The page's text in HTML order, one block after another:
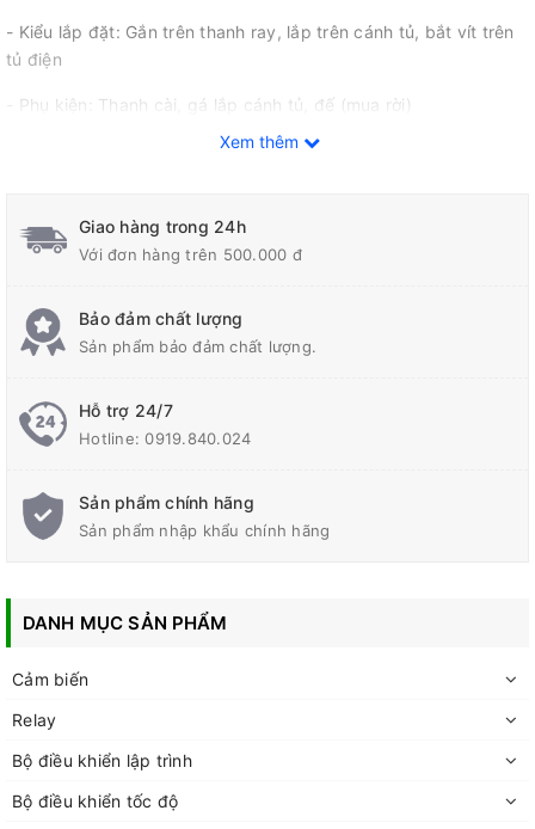
- Kiểu lắp đặt: Gắn trên thanh ray, lắp trên cánh tủ, bắt vít trên
tủ điện
- Phụ kiện: Thanh cài, gá lắp cánh tủ, đế (mua rời)
- Cấp bảo vệ: IP40 (mặt panel)Xem thêm
Giao hàng trong 24h
Với đơn hàng trên 500.000 đ
Bảo đảm chất lượng
Sản phẩm bảo đảm chất lượng.
Hỗ trợ 24/7
Hotline:0919.840.024
Sản phẩm chính hãng
Sản phẩm nhập khẩu chính hãng
DANH MỤC SẢN PHẨM
Cảm biến
Relay
Bộ điều khiển lập trình
Bộ điều khiển tốc độ